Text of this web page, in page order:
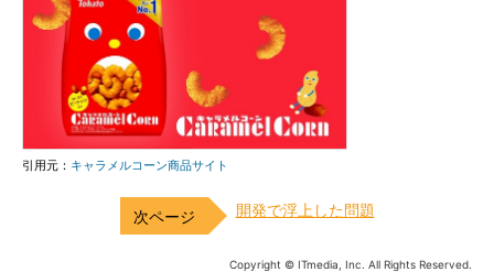
引用元： キャラメルコーン商品サイト
開発で浮上した問題
Copyright © ITmedia, Inc. All Rights Reserved.